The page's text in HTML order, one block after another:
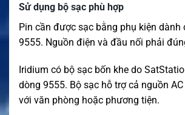
Sử dụng bộ sạc phù hợp
Pin cần được sạc bằng phụ kiện dành
9555. Nguồn điện và đầu nối phải
Iridium có bộ sạc bốn khe do
dòng 9555. Bộ sạc hỗ trợ cả nguồn
với văn phòng hoặc phương tiện.